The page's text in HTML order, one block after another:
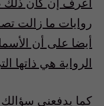
روايات ما زالت
أيضا على أن
الرواية هي ذاتها
كما يدفعني